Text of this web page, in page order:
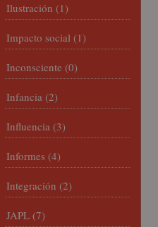
Ilustración (1)
Impacto social (1)
Inconsciente (0)
Infancia (2)
Influencia (3)
Informes (4)
Integración (2)
JAPL (7)